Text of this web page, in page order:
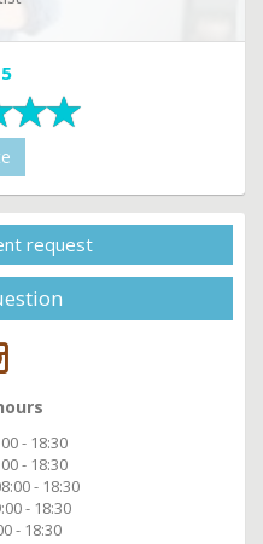
request
- 18:30
- 18:30
- 18:30
- 18:30
- 18:30